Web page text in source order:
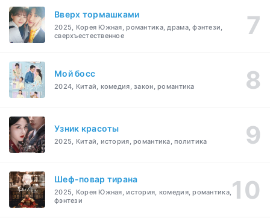
Вверх тормашками
2025, Корея Южная, романтика, драма, фэнтези,
сверхъестественное
Мой босс
2024, Китай, комедия, закон, романтика
Узник красоты
2025, Китай, история, романтика, политика
Шеф-повар тирана
2025, Корея Южная, история, комедия, романтика,
фэнтези